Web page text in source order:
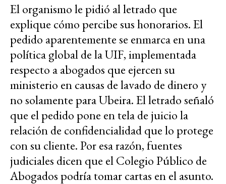
El organismo le pidió al letrado que
explique cómo percibe sus honorarios. El
pedido aparentemente se enmarca en una
política global de la UIF, implementada
respecto a abogados que ejercen su
ministerio en causas de lavado de dinero y
no solamente para Ubeira. El letrado señaló
que el pedido pone en tela de juicio la
relación de confidencialidad que lo protege
con su cliente. Por esa razón, fuentes
judiciales dicen que el Colegio Público de
Abogados podría tomar cartas en el asunto.